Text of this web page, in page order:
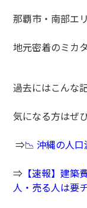
那覇市・南部エ
地元密着のミカ
過去にはこんな
気になる方はぜ
⇒📉 沖縄の人
⇒ 【速報】建築
人・売る人は要